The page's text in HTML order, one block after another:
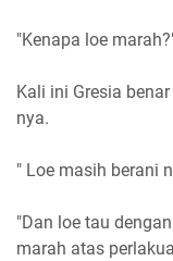
"Kenapa loe
Kali ini Gresia
nya.
" Loe masih berani
"Dan loe tau
marah atas